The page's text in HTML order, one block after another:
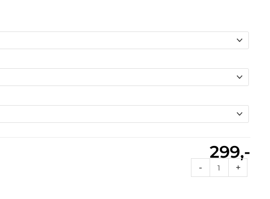
299,-
-
009
+